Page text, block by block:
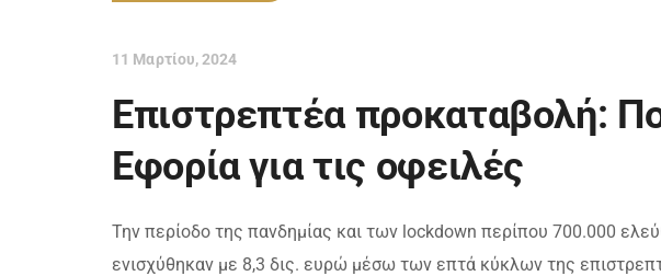
11 Μαρτίου, 2024
Επιστρεπτέα προκαταβολή:
Εφορία για τις οφειλές
Την περίοδο της πανδημίας και των lockdown περίπου 700.000
ενισχύθηκαν με 8,3 δις. ευρώ μέσω των επτά κύκλων της